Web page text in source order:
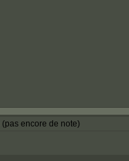
(pas encore de note)